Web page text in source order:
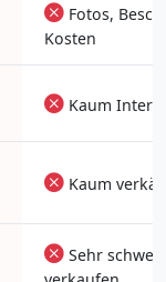
Fotos,
Kosten
Kaum
Kaum
Sehr schwer